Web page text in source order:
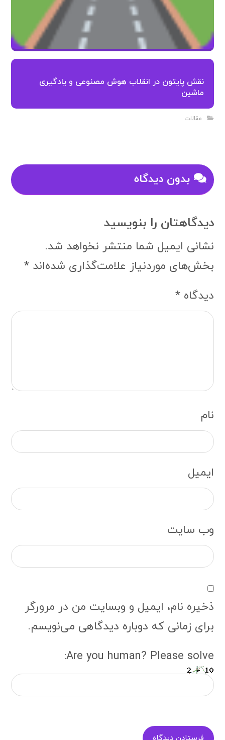
نقش پایتون در انقلاب هوش مصنوعی و یادگیری
ماشین
مقالات
بدون دیدگاه
دیدگاهتان را بنویسید
نشانی ایمیل شما منتشر نخواهد شد.
بخش‌های موردنیاز علامت‌گذاری شده‌اند*
دیدگاه*
نام
ایمیل
وب‌ سایت
ذخیره نام، ایمیل و وبسایت من در مرورگر
برای زمانی که دوباره دیدگاهی می‌نویسم.
Are you human? Please solve: